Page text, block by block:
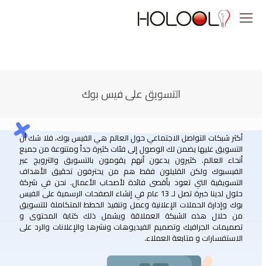
التسويق على فيس بوك
أكثر شبكات التواصل الاجتماعي حول العالم هي الفيس بوك، فلا شك أن
التسويق عليها يضمن لك الوصول إلى فئات كثيرة جداً ومتنوعة من جميع
أنحاء العالم. كثيرون يدعون أنهم يقومون بالتسويق والترويج عبر
الفيسبوك ولكن القليلون فقط هم من يحترفون تحقيق الأهداف
التسويقية التي تعود بأقصى فائدة لأصحاب الأعمال. نحن في شركة
حلول لدينا خبرة تصل لـ 13 عام في إنشاء الصفحات الرسمية على الفيس
بوك وإدارة الحملات الإعلانية وعمل وتنفيذ الخطط المتكاملة للتسويق
من خلال هذه الشبكة العملاقة ويشمل ذلك كتابة المحتوى و
تصميمات الجرافيك وتصميم الفيديوهات ونشرها والإعلانات والرد على
الاستفسارات و متابعة العملاء.